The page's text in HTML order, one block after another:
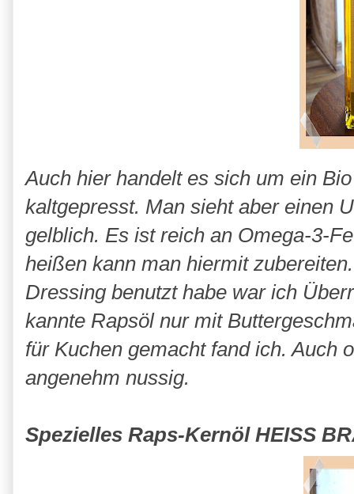
Auch hier handelt es sich um ein
kaltgepresst. Man sieht aber einen
gelblich. Es ist reich an Omega-3-
heißen kann man hiermit
Dressing benutzt habe war ich
kannte Rapsöl nur mit
für Kuchen gemacht fand ich. Auch
angenehm nussig.
Spezielles Raps-Kernöl HEISS